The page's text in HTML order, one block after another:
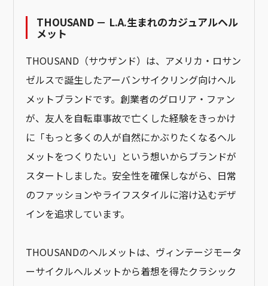
THOUSAND － L.A.生まれのカジュアルヘル
メット
THOUSAND（サウザンド）は、アメリカ・ロサン
ゼルスで誕生したアーバンサイクリング向けヘル
メットブランドです。創業者のグロリア・ファン
が、友人を自転車事故で亡くした経験をきっかけ
に「もっと多くの人が自然にかぶりたくなるヘル
メットをつくりたい」という想いからブランドが
スタートしました。安全性を確保しながら、日常
のファッションやライフスタイルに溶け込むデザ
インを追求しています。
THOUSANDのヘルメットは、ヴィンテージモータ
ーサイクルヘルメットから着想を得たクラシック